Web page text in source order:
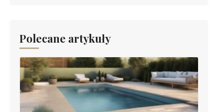
Polecane artykuły